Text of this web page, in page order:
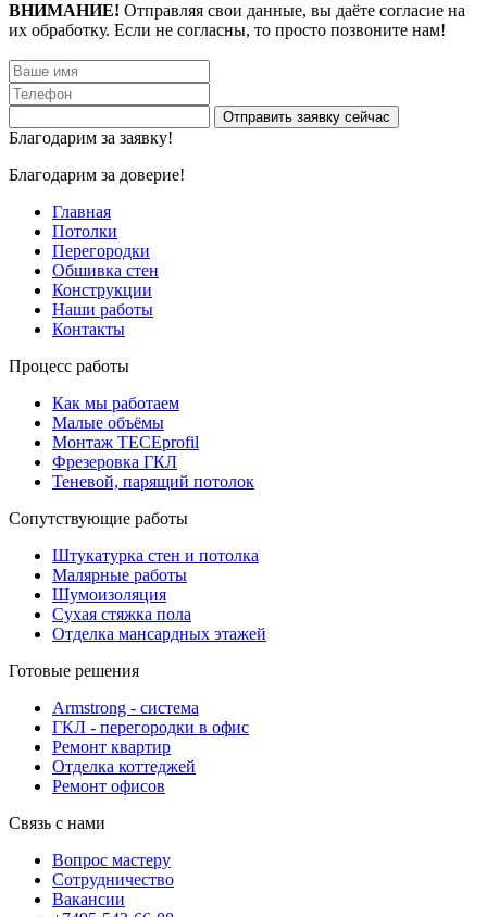
ВНИМАНИЕ! Отправляя свои данные, вы даёте согласие на
их обработку. Если не согласны, то просто позвоните нам!
Благодарим за заявку!
Благодарим за доверие!
Главная
Потолки
Перегородки
Обшивка стен
Конструкции
Наши работы
Контакты
Процесс работы
Как мы работаем
Малые объёмы
Монтаж TECEprofil
Фрезеровка ГКЛ
Теневой, парящий потолок
Сопутствующие работы
Штукатурка стен и потолка
Малярные работы
Шумоизоляция
Сухая стяжка пола
Отделка мансардных этажей
Готовые решения
Armstrong - система
ГКЛ - перегородки в офис
Ремонт квартир
Отделка коттеджей
Ремонт офисов
Связь с нами
Вопрос мастеру
Сотрудничество
Вакансии